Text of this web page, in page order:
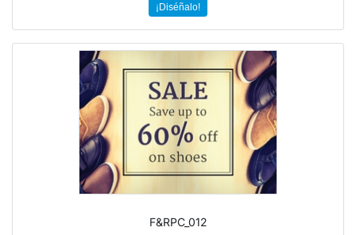
¡Diséñalo!
F&RPC_012